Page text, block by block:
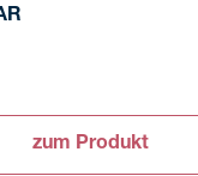
zum Produkt